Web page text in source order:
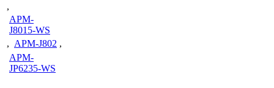
,
APM-
J8015-WS
, APM-J802 ,
APM-
JP6235-WS